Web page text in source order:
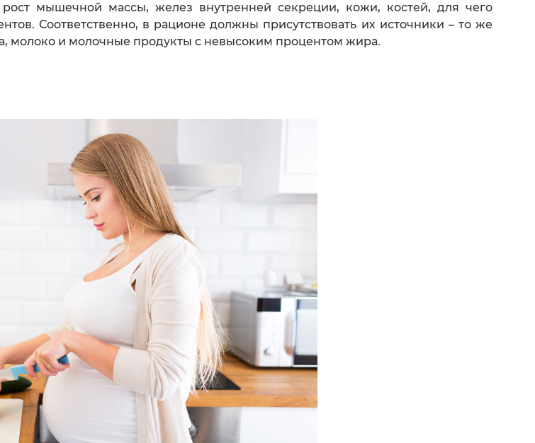
мышечной массы, желез внутренней секреции, кожи, костей, для чего
Соответственно, в рационе должны присутствовать их источники – то же
молоко и молочные продукты с невысоким процентом жира.